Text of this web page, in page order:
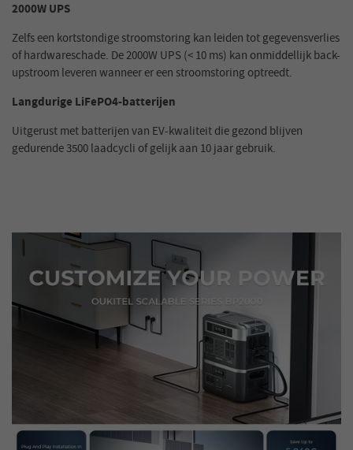
2000W UPS
Zelfs een kortstondige stroomstoring kan leiden tot gegevensverlies
of hardwareschade. De 2000W UPS (< 10 ms) kan onmiddellijk back-
upstroom leveren wanneer er een stroomstoring optreedt.
Langdurige LiFePO4-batterijen
Uitgerust met batterijen van EV-kwaliteit die gezond blijven
gedurende 3500 laadcycli of gelijk aan 10 jaar gebruik.